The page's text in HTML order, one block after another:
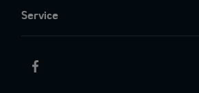
Service